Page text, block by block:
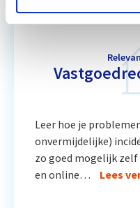
Leer hoe je
onvermijdelijke)
zo goed mogelijk
en online…
Lees